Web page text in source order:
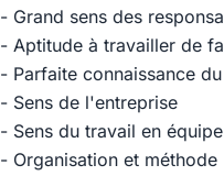
- Grand sens des
- Aptitude à travailler de
- Parfaite connaissance
- Sens de l'entreprise
- Sens du travail en équipe
- Organisation et méthode